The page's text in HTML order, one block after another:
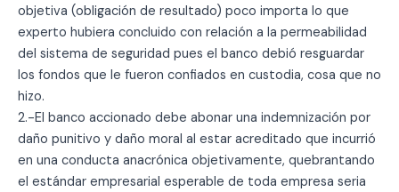
objetiva (obligación de resultado) poco importa lo que
experto hubiera concluido con relación a la permeabilidad
del sistema de seguridad pues el banco debió resguardar
los fondos que le fueron confiados en custodia, cosa que no
hizo.
2.-El banco accionado debe abonar una indemnización por
daño punitivo y daño moral al estar acreditado que incurrió
en una conducta anacrónica objetivamente, quebrantando
el estándar empresarial esperable de toda empresa seria